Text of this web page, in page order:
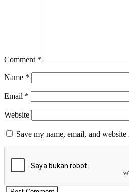
Comment *
Name *
Email *
Website
Save my name, email, and